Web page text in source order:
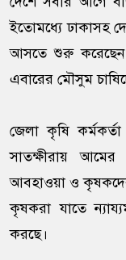
ইতোমধ্যে ঢাকাসহ
আসতে শুরু
এবারের মৌসুম
জেলা কৃষি
সাতক্ষীরায়
আবহাওয়া ও
কৃষকরা যাতে
করছে।